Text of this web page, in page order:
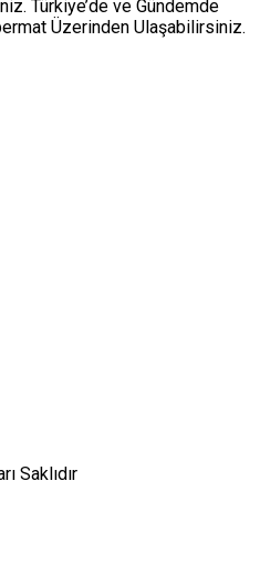
Türkiye’de ve Gündemde
Üzerinden Ulaşabilirsiniz.
Saklıdır